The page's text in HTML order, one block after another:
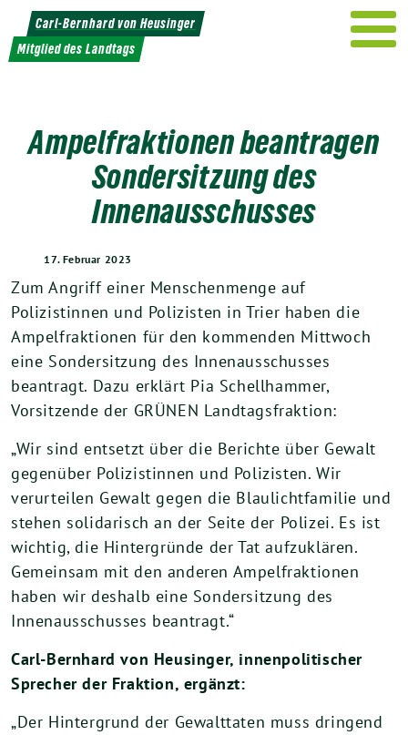
Weiter
zum
Inhalt
Carl-Bernhard von Heusinger
Mitglied des Landtags
Ampelfraktionen beantragen
Sondersitzung des
Innenausschusses
17. Februar 2023
Zum Angriff einer Menschenmenge auf
Polizistinnen und Polizisten in Trier haben die
Ampelfraktionen für den kommenden Mittwoch
eine Sondersitzung des Innenausschusses
beantragt. Dazu erklärt Pia Schellhammer,
Vorsitzende der GRÜNEN Landtagsfraktion:
„Wir sind entsetzt über die Berichte über Gewalt
gegenüber Polizistinnen und Polizisten. Wir
verurteilen Gewalt gegen die Blaulichtfamilie und
stehen solidarisch an der Seite der Polizei. Es ist
wichtig, die Hintergründe der Tat aufzuklären.
Gemeinsam mit den anderen Ampelfraktionen
haben wir deshalb eine Sondersitzung des
Innenausschusses beantragt.“
Carl-Bernhard von Heusinger, innenpolitischer
Sprecher der Fraktion, ergänzt:
„Der Hintergrund der Gewalttaten muss dringend